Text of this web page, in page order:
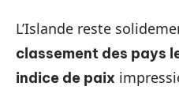
L’Islande reste
classement des pays
indice de paix